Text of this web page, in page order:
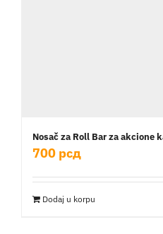
Nosač za Roll Bar za akcione
700 рсд
Dodaj u korpu